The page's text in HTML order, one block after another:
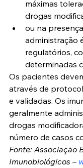
máximas
drogas
ou na
administração
regulatórios,
determinadas
Os pacientes
através de
e validadas. Os
geralmente
drogas
número de casos
Fonte: Associação
Imunobiológicos –